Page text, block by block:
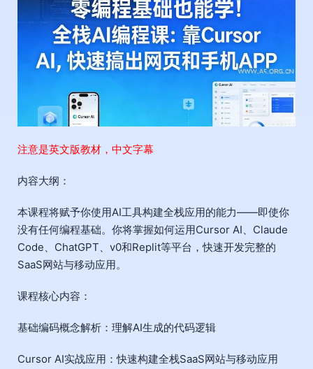
注意是英文版教材，中文字幕
内容大纲：
本课程将赋予你使用AI工具构建全栈应用的能力——即使你
没有任何编程基础。你将掌握如何运用Cursor AI、Claude
Code、ChatGPT、v0和Replit等平台，快速开发完整的
SaaS网站与移动应用。
课程核心内容：
基础编码概念解析：理解AI生成的代码逻辑
Cursor AI实战应用：快速构建全栈SaaS网站与移动应用